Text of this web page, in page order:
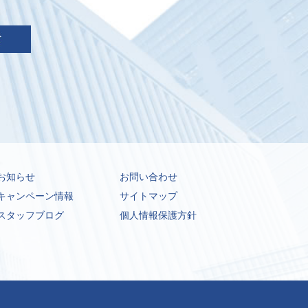
知らせ
ャンペーン情報
タッフブログ
お問い合わせ
サイトマップ
個人情報保護方針